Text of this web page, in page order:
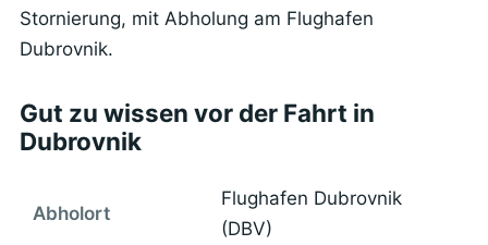
Stornierung, mit Abholung am Flughafen
Dubrovnik.
Gut zu wissen vor der Fahrt in
Dubrovnik
Abholort
Flughafen Dubrovnik
(DBV)